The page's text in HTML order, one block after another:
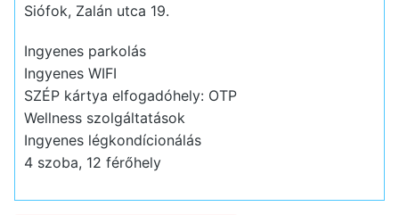
Siófok, Zalán utca 19.
Ingyenes parkolás
Ingyenes WIFI
SZÉP kártya elfogadóhely: OTP
Wellness szolgáltatások
Ingyenes légkondícionálás
4 szoba, 12 férőhely